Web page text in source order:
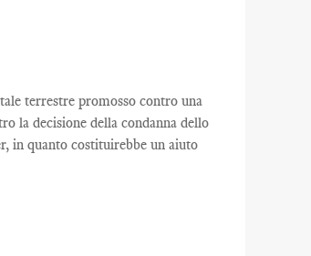
terrestre promosso contro una
la decisione della condanna dello
in quanto costituirebbe un aiuto